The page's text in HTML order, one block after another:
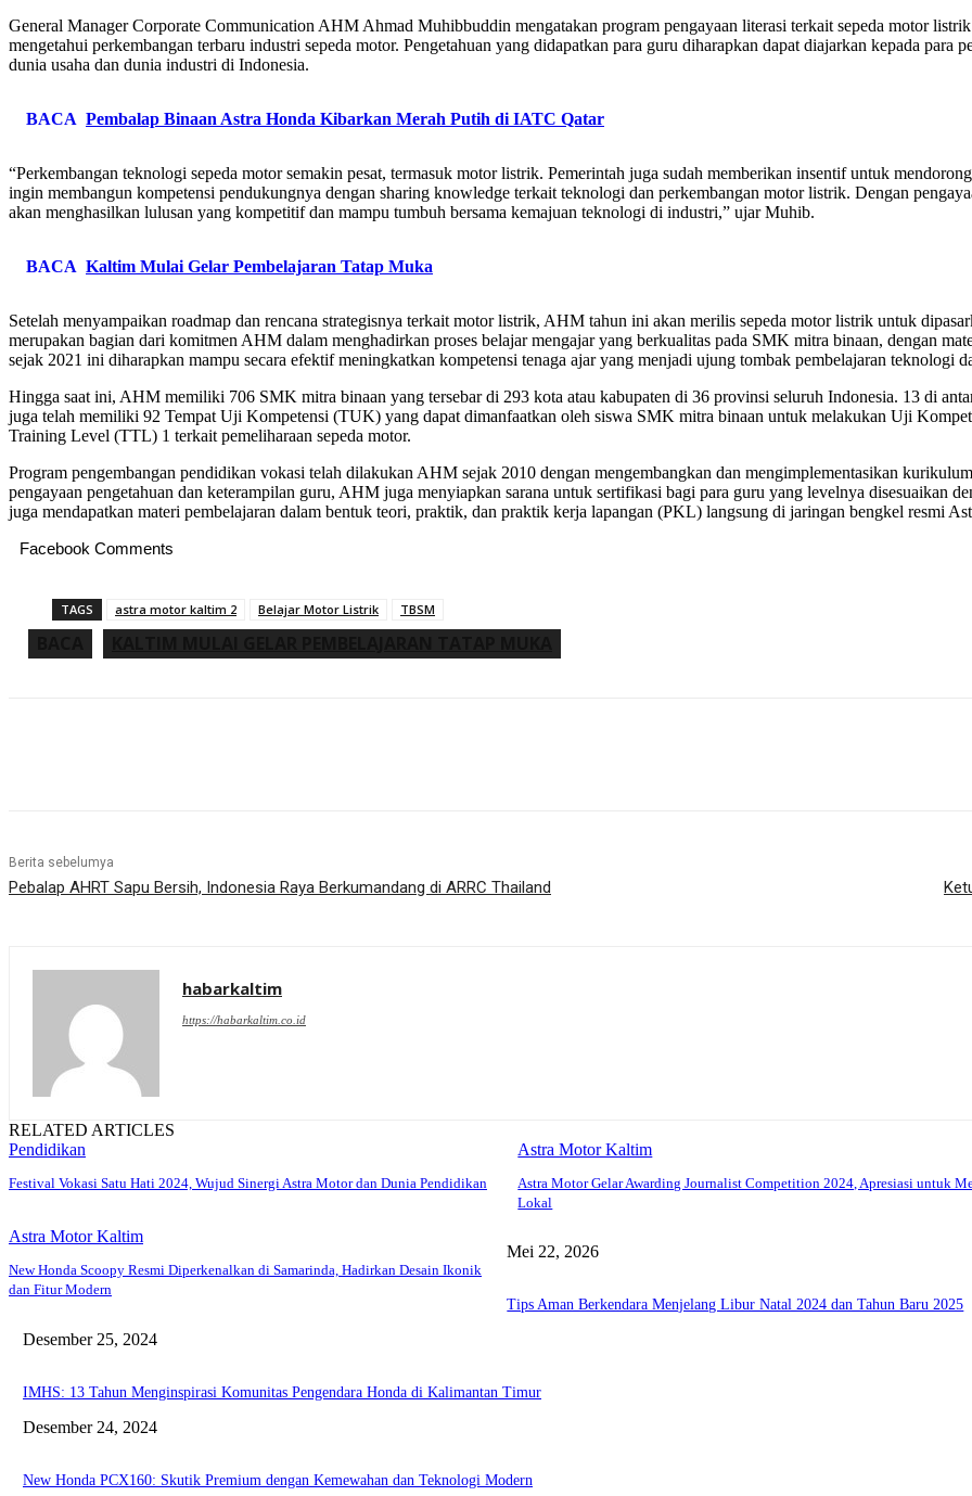
General Manager Corporate Communication AHM Ahmad Muhibbuddin mengatakan program pengayaan literasi terkait sepeda motor
mengetahui perkembangan terbaru industri sepeda motor. Pengetahuan yang didapatkan para guru diharapkan dapat diajarkan kepada para
dunia usaha dan dunia industri di Indonesia.
BACA Pembalap Binaan Astra Honda Kibarkan Merah Putih di IATC Qatar
“Perkembangan teknologi sepeda motor semakin pesat, termasuk motor listrik. Pemerintah juga sudah memberikan insentif untuk
ingin membangun kompetensi pendukungnya dengan sharing knowledge terkait teknologi dan perkembangan motor listrik. Dengan
akan menghasilkan lulusan yang kompetitif dan mampu tumbuh bersama kemajuan teknologi di industri,” ujar Muhib.
BACA Kaltim Mulai Gelar Pembelajaran Tatap Muka
Setelah menyampaikan roadmap dan rencana strategisnya terkait motor listrik, AHM tahun ini akan merilis sepeda motor listrik untuk
merupakan bagian dari komitmen AHM dalam menghadirkan proses belajar mengajar yang berkualitas pada SMK mitra binaan, dengan
sejak 2021 ini diharapkan mampu secara efektif meningkatkan kompetensi tenaga ajar yang menjadi ujung tombak pembelajaran
Hingga saat ini, AHM memiliki 706 SMK mitra binaan yang tersebar di 293 kota atau kabupaten di 36 provinsi seluruh Indonesia. 13 di
juga telah memiliki 92 Tempat Uji Kompetensi (TUK) yang dapat dimanfaatkan oleh siswa SMK mitra binaan untuk melakukan Uji
Training Level (TTL) 1 terkait pemeliharaan sepeda motor.
Program pengembangan pendidikan vokasi telah dilakukan AHM sejak 2010 dengan mengembangkan dan mengimplementasikan
pengayaan pengetahuan dan keterampilan guru, AHM juga menyiapkan sarana untuk sertifikasi bagi para guru yang levelnya disesuaikan
juga mendapatkan materi pembelajaran dalam bentuk teori, praktik, dan praktik kerja lapangan (PKL) langsung di jaringan bengkel resmi
Facebook Comments
TAGS astra motor kaltim 2 Belajar Motor Listrik TBSM
Berita sebelumya
Pebalap AHRT Sapu Bersih, Indonesia Raya Berkumandang di ARRC Thailand
habarkaltim
https://habarkaltim.co.id
RELATED ARTICLES
Pendidikan
Festival Vokasi Satu Hati 2024, Wujud Sinergi Astra Motor dan Dunia Pendidikan
Astra Motor Kaltim
Astra Motor Gelar Awarding Journalist Competition 2024, Apresiasi untuk
Lokal
Astra Motor Kaltim
New Honda Scoopy Resmi Diperkenalkan di Samarinda, Hadirkan Desain Ikonik
dan Fitur Modern
Mei 22, 2026
Tips Aman Berkendara Menjelang Libur Natal 2024 dan Tahun Baru 2025
Desember 25, 2024
IMHS: 13 Tahun Menginspirasi Komunitas Pengendara Honda di Kalimantan Timur
Desember 24, 2024
New Honda PCX160: Skutik Premium dengan Kemewahan dan Teknologi Modern